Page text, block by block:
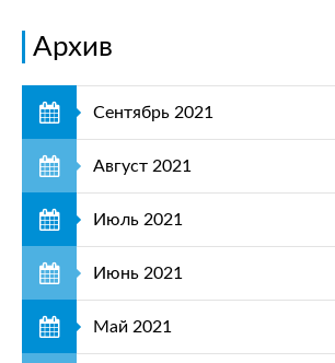
Архив
Сентябрь 2021
Август 2021
Июль 2021
Июнь 2021
Май 2021